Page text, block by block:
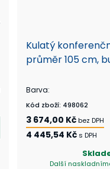
Kulatý
průměr 105 cm,
Barva:
Kód zboží: 498062
3 674,00 Kč bez DPH
4 445,54 Kč s DPH
Další